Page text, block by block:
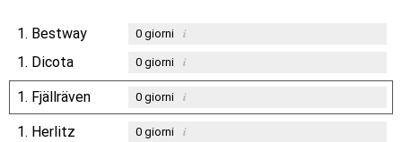
1. Bestway 0giorni i
1. Dicota 0giorni i
1. Fjällräven 0giorni i
1. Herlitz 0giorni i